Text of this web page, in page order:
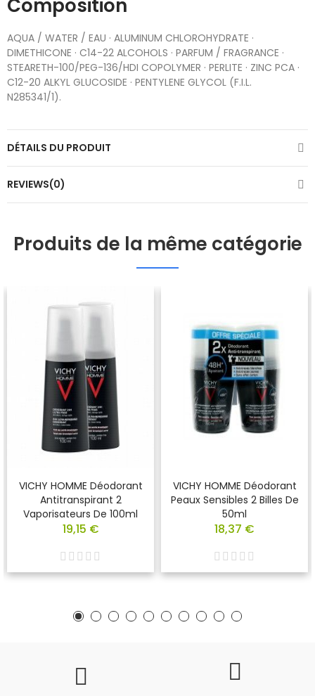
Composition
AQUA / WATER / EAU · ALUMINUM CHLOROHYDRATE ·
DIMETHICONE · C14-22 ALCOHOLS · PARFUM / FRAGRANCE ·
STEARETH-100/PEG-136/HDI COPOLYMER · PERLITE · ZINC PCA ·
C12-20 ALKYL GLUCOSIDE · PENTYLENE GLYCOL (F.I.L.
N285341/1).
DÉTAILS DU PRODUIT
REVIEWS(0)
Produits de la même catégorie
VICHY HOMME Déodorant
Antitranspirant 2
Vaporisateurs De 100ml
19,15 €
VICHY HOMME Déodorant
Peaux Sensibles 2 Billes De
50ml
18,37 €